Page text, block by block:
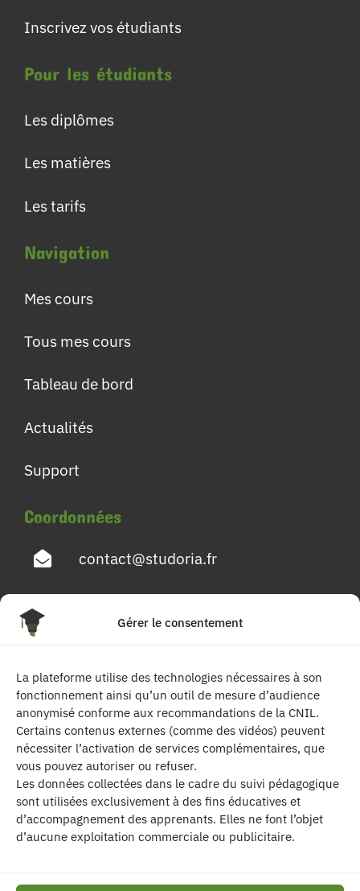
Gérer le consentement
La plateforme utilise des technologies nécessaires à son
fonctionnement ainsi qu’un outil de mesure d’audience
anonymisé conforme aux recommandations de la CNIL.
Certains contenus externes (comme des vidéos) peuvent
nécessiter l’activation de services complémentaires, que
vous pouvez autoriser ou refuser.
Les données collectées dans le cadre du suivi pédagogique
sont utilisées exclusivement à des fins éducatives et
d’accompagnement des apprenants. Elles ne font l’objet
d’aucune exploitation commerciale ou publicitaire.
Inscrivez vos étudiants
Pour les étudiants
Les diplômes
Les matières
Les tarifs
Navigation
Mes cours
Tous mes cours
Tableau de bord
Actualités
Support
Coordonnées
contact@studoria.fr
4 Rue Georges Pompidou
Suivez-nous
| Les contenus publiés sur ce site sont